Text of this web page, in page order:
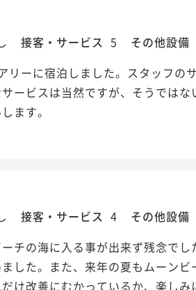
接客・サービス 5 その他設備
リーに宿泊しました。スタッフの
ービスは当然ですが、そうでは
ます。
接客・サービス 4 その他設備
チの海に入る事が出来ず残念で
した。また、来年の夏もムーン
け改善にむかっているか、楽しみ